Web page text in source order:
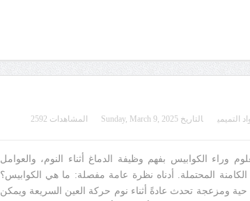
التميمي التاريخSunday, March 9, 2025 المشاهدات 2592
وراء الكوابيس بفهم وظيفة الدماغ أثناء النوم، والعوامل
الكامنة المحتملة. أدناه نظرة عامة مفصلة: ما هي الكوابيس؟
حية ومزعجة تحدث عادةً أثناء نوم حركة العين السريعة ويمكن